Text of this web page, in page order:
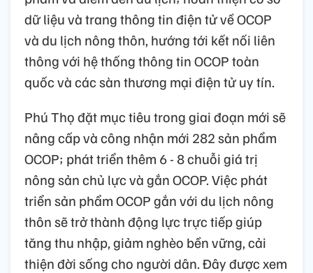
dữ liệu và trang thông tin điện tử về OCOP
và du lịch nông thôn, hướng tới kết nối liên
thông với hệ thống thông tin OCOP toàn
quốc và các sàn thương mại điện tử uy tín.
Phú Thọ đặt mục tiêu trong giai đoạn mới sẽ
nâng cấp và công nhận mới 282 sản phẩm
OCOP; phát triển thêm 6 - 8 chuỗi giá trị
nông sản chủ lực và gắn OCOP. Việc phát
triển sản phẩm OCOP gắn với du lịch nông
thôn sẽ trở thành động lực trực tiếp giúp
tăng thu nhập, giảm nghèo bền vững, cải
thiện đời sống cho người dân. Đây được xem